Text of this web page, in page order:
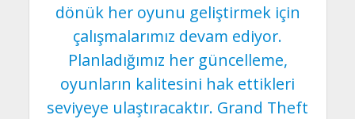
dönük her oyunu geliştirmek için
çalışmalarımız devam ediyor.
Planladığımız her güncelleme,
oyunların kalitesini hak ettikleri
seviyeye ulaştıracaktır. Grand Theft